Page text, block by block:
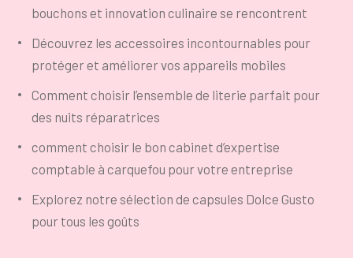
bouchons et innovation culinaire se rencontrent
Découvrez les accessoires incontournables pour
protéger et améliorer vos appareils mobiles
Comment choisir l’ensemble de literie parfait pour
des nuits réparatrices
comment choisir le bon cabinet d’expertise
comptable à carquefou pour votre entreprise
Explorez notre sélection de capsules Dolce Gusto
pour tous les goûts